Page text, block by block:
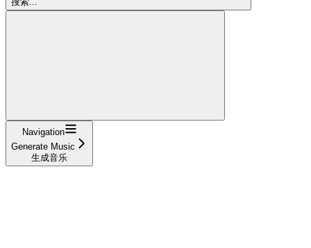
Navigation
Generate Music
生成音乐